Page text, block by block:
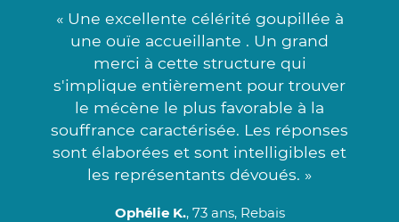
« Une excellente célérité goupillée à
une ouïe accueillante . Un grand
merci à cette structure qui
s'implique entièrement pour trouver
le mécène le plus favorable à la
souffrance caractérisée. Les réponses
sont élaborées et sont intelligibles et
les représentants dévoués. »
Ophélie K., 73 ans, Rebais